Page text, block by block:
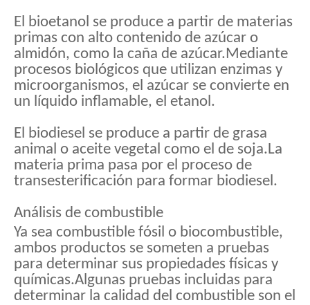
El bioetanol se produce a partir de materias
primas con alto contenido de azúcar o
almidón, como la caña de azúcar.Mediante
procesos biológicos que utilizan enzimas y
microorganismos, el azúcar se convierte en
un líquido inflamable, el etanol.
El biodiesel se produce a partir de grasa
animal o aceite vegetal como el de soja.La
materia prima pasa por el proceso de
transesterificación para formar biodiesel.
Análisis de combustible
Ya sea combustible fósil o biocombustible,
ambos productos se someten a pruebas
para determinar sus propiedades físicas y
químicas.Algunas pruebas incluidas para
determinar la calidad del combustible son el